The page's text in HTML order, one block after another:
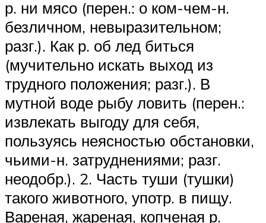
р. ни мясо (перен.: о ком-чем-н.
безличном, невыразительном;
разг.). Как р. об лед биться
(мучительно искать выход из
трудного положения; разг.). В
мутной воде рыбу ловить (перен.:
извлекать выгоду для себя,
пользуясь неясностью обстановки,
чьими-н. затруднениями; разг.
неодобр.). 2. Часть туши (тушки)
такого животного, употр. в пищу.
Вареная, жареная, копченая р.